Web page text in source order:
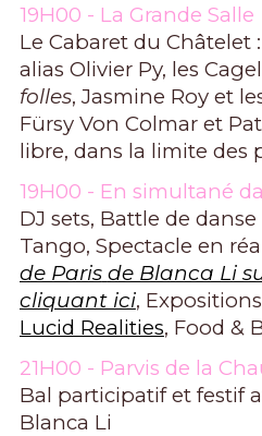
19H00 - La Grande Salle
Le Cabaret du Châtelet
alias Olivier Py, les
folles, Jasmine Roy et
Fürsy Von Colmar et
libre, dans la limite des
19H00 - En simultané
DJ sets, Battle de
Tango, Spectacle en
de Paris de Blanca Li
cliquant ici,
Lucid Realities, Food &
21H00 - Parvis de la
Bal participatif et festif
Blanca Li